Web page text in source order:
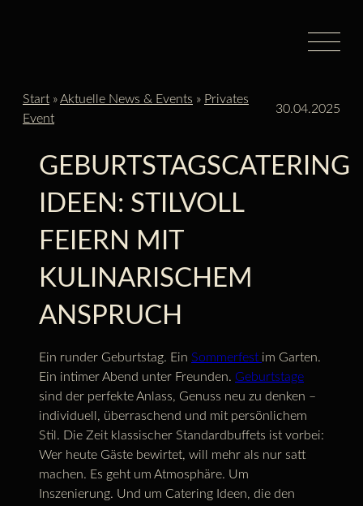
Start »Aktuelle News & Events » Privates
Event
30.04.2025
GEBURTSTAGSCATERING
IDEEN: STILVOLL
FEIERN MIT
KULINARISCHEM
ANSPRUCH
Ein runder Geburtstag. Ein Sommerfest im Garten.
Ein intimer Abend unter Freunden. Geburtstage
sind der perfekte Anlass, Genuss neu zu denken –
individuell, überraschend und mit persönlichem
Stil. Die Zeit klassischer Standardbuffets ist vorbei:
Wer heute Gäste bewirtet, will mehr als nur satt
machen. Es geht um Atmosphäre. Um
Inszenierung. Und um Catering Ideen, die den